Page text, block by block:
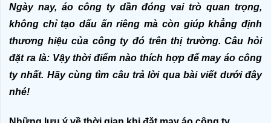
Ngày nay, áo công ty dần đóng vai trò quan trọng,
không chỉ tạo dấu ấn riêng mà còn giúp khẳng định
thương hiệu của công ty đó trên thị trường. Câu hỏi
đặt ra là: Vậy thời điểm nào thích hợp để may áo công
ty nhất. Hãy cùng tìm câu trả lời qua bài viết dưới đây
nhé!